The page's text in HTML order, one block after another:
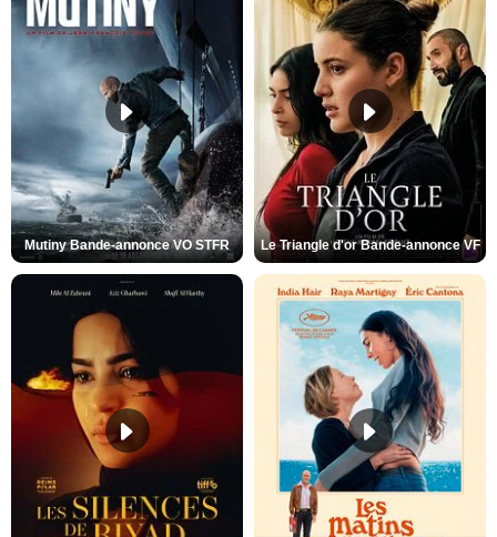
Mutiny Bande-annonce VO STFR Le Triangle d'or Bande-annonce VF